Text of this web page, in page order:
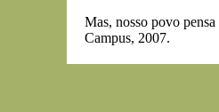
Mas, nosso povo
Campus, 2007.